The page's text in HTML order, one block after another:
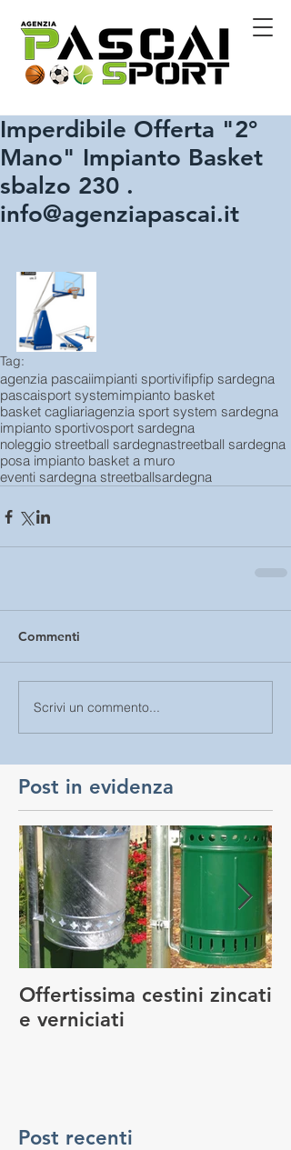
Imperdibile Offerta "2°
Mano" Impianto Basket
sbalzo 230 .
info@agenziapascai.it
Tag:
agenzia pascaiimpianti sportivifipfip sardegna
pascaisport systemimpianto basket
basket cagliariagenzia sport system sardegna
impianto sportivosport sardegna
noleggio streetball sardegnastreetball sardegna
posa impianto basket a muro
eventi sardegna streetballsardegna
Commenti
Scrivi un commento...
Post in evidenza
Offertissima cestini zincati
e verniciati
Post recenti